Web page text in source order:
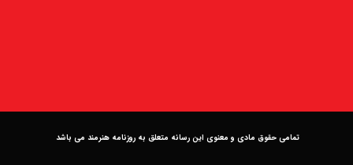
تمامی حقوق مادی و معنوی این رسانه متعلق به روزنامه هنرمند می باشد